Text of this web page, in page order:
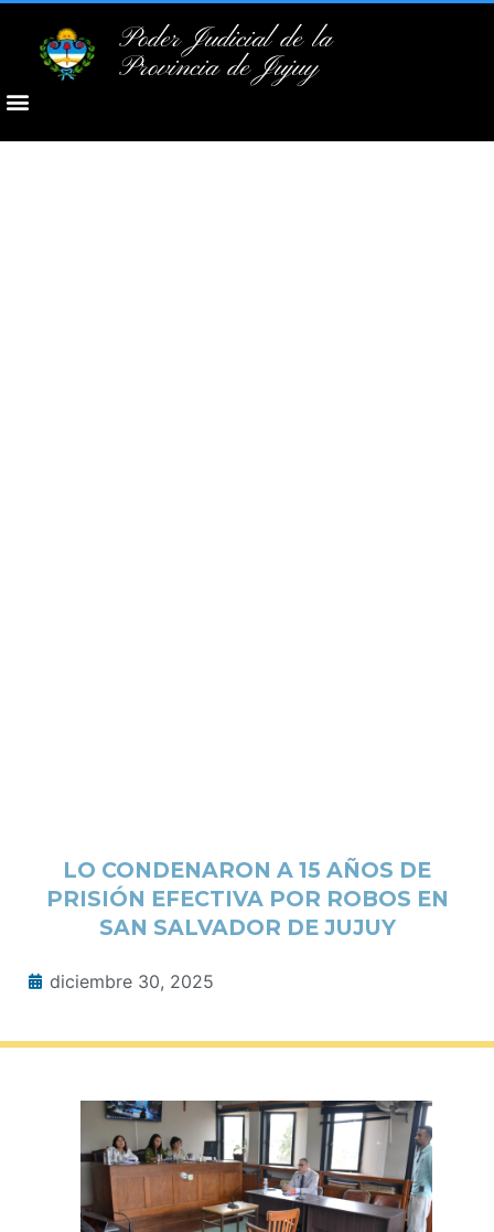
Poder Judicial de la
Provincia de Jujuy
LO CONDENARON A 15 AÑOS DE
PRISIÓN EFECTIVA POR ROBOS EN
SAN SALVADOR DE JUJUY
diciembre 30, 2025